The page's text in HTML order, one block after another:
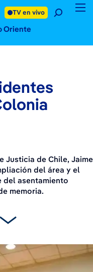
Oriente
TV en vivo
Justicia de Chile, Jaime
del área y el
asentamiento
memoria.